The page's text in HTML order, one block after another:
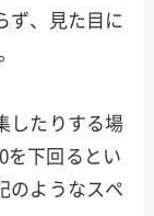
ず、見た目に
したりする場
を下回るとい
のようなスペ